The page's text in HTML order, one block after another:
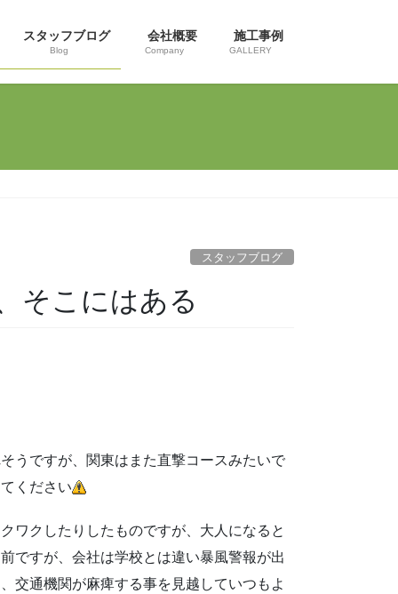
スタッフブログ
Blog
会社概要
Company
施工事例
GALLERY
スタッフブログ
そこにはある
うですが、関東はまた直撃コースみたいで
ください
ワクしたりしたものですが、大人になると
ですが、会社は学校とは違い暴風警報が出
交通機関が麻痺する事を見越していつもよ